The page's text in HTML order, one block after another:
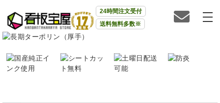
24時間注文受付
送料無料多数※